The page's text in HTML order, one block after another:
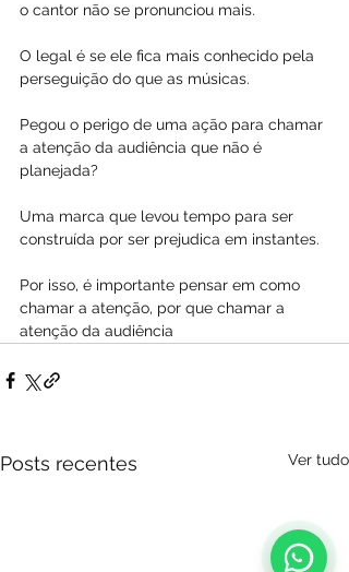
o cantor não se pronunciou mais.
O legal é se ele fica mais conhecido pela
perseguição do que as músicas.
Pegou o perigo de uma ação para chamar
a atenção da audiência que não é
planejada?
Uma marca que levou tempo para ser
construída por ser prejudica em instantes.
Por isso, é importante pensar em como
chamar a atenção, por que chamar a
atenção da audiência
Posts recentes Ver tudo